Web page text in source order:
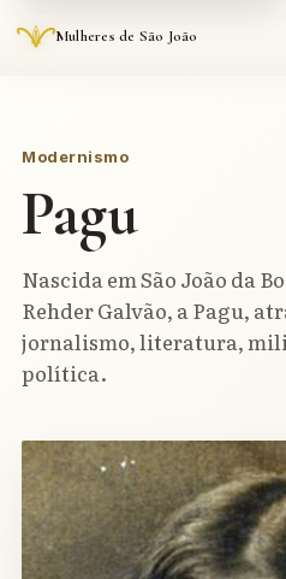
Mulheres de São João
Modernismo
Pagu
Nascida em São João da
Rehder Galvão, a Pagu,
jornalismo, literatura,
política.